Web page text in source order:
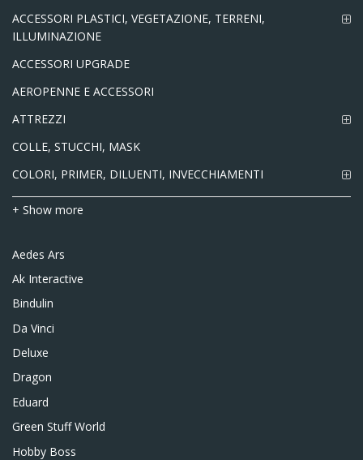
ACCESSORI PLASTICI, VEGETAZIONE, TERRENI,
ILLUMINAZIONE
ACCESSORI UPGRADE
AEROPENNE E ACCESSORI
ATTREZZI
COLLE, STUCCHI, MASK
COLORI, PRIMER, DILUENTI, INVECCHIAMENTI
+ Show more
Aedes Ars
Ak Interactive
Bindulin
Da Vinci
Deluxe
Dragon
Eduard
Green Stuff World
Hobby Boss